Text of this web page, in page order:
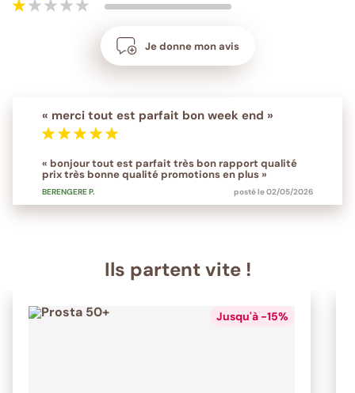
Je donne mon avis
« merci tout est parfait bon week end »
« bonjour tout est parfait très bon rapport qualité
prix très bonne qualité promotions en plus »
BERENGEREP. posté le 02/05/2026
Ils partent vite !
Jusqu'à -15%